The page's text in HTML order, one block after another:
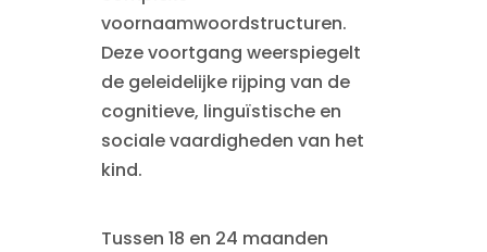
voornaamwoordstructuren.
Deze voortgang weerspiegelt
de geleidelijke rijping van de
cognitieve, linguïstische en
sociale vaardigheden van het
kind.
Tussen 18 en 24 maanden